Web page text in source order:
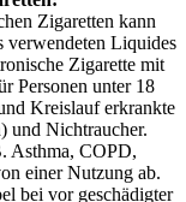
Zigaretten kann
verwendeten Liquides
Zigarette mit
Personen unter 18
Kreislauf erkrankte
und Nichtraucher.
Asthma, COPD,
einer Nutzung ab.
bei vor geschädigter